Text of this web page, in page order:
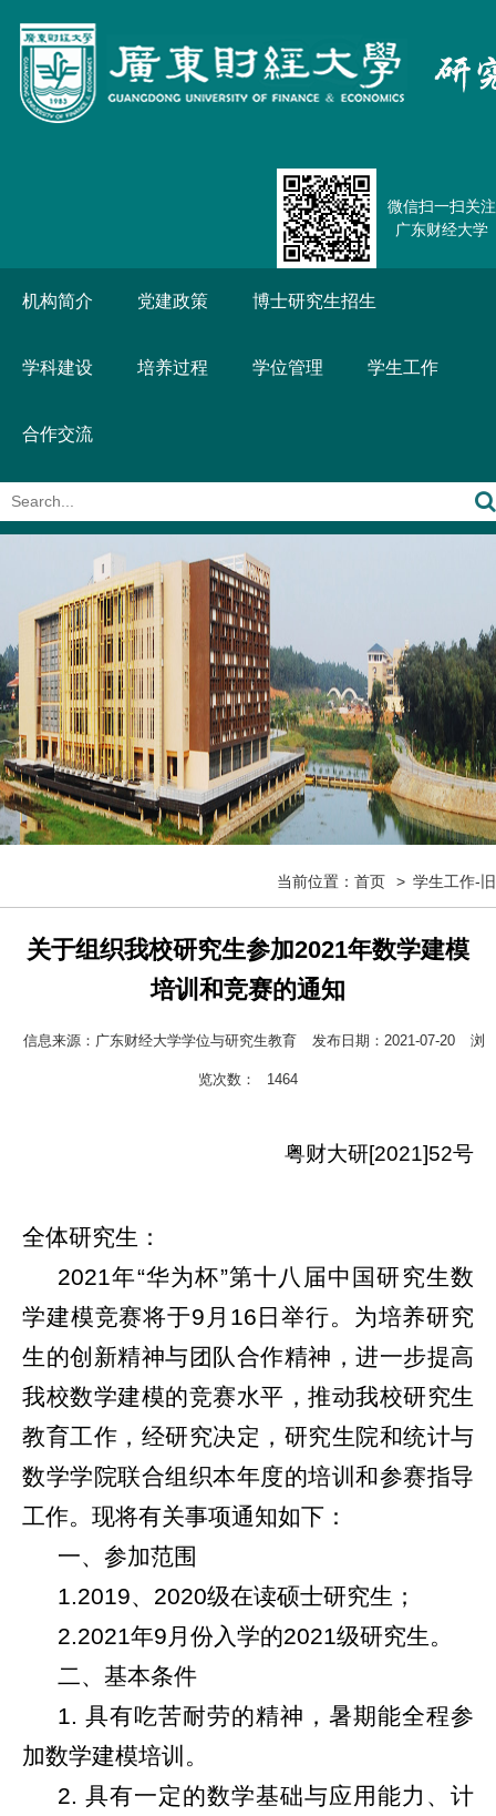
微信扫一扫关注
广东财经大学
机构简介 党建政策 博士研究生招生
学科建设 培养过程 学位管理 学生工作
合作交流
当前位置： 首页 学生工作-旧
关于组织我校研究生参加2021年数学建模
培训和竞赛的通知
信息来源：广东财经大学学位与研究生教育 发布日期：2021-07-20 浏
览次数： 1464
粤财大研[2021]52号
全体研究生：
2021年“华为杯”第十八届中国研究生数
学建模竞赛将于9 月 16 日举行。为培养研究
生的创新精神与团队合作精神，进一步提高
我校数学建模的竞赛水平，推动我校研究生
教育工作，经研究决定，研究生院和统计与
数学学院联合组织本年度的培训和参赛指导
工作。现将有关事项通知如下：
一、参加范围
1.2019、 2020级在读硕士研究生；
2.2021年9 月份入学的2021级研究生。
二、基本条件
1. 具有吃苦耐劳的精神，暑期能全程参
加数学建模培训。
2. 具有一定的数学基础与应用能力、计